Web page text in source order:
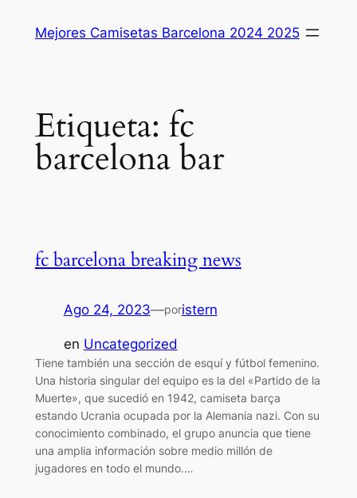
Mejores Camisetas Barcelona 2024 2025
Etiqueta: fc
barcelona bar
fc barcelona breaking news
Ago 24, 2023—poristern
en Uncategorized
Tiene también una sección de esquí y fútbol femenino.
Una historia singular del equipo es la del «Partido de la
Muerte», que sucedió en 1942, camiseta barça
estando Ucrania ocupada por la Alemania nazi. Con su
conocimiento combinado, el grupo anuncia que tiene
una amplia información sobre medio millón de
jugadores en todo el mundo.…